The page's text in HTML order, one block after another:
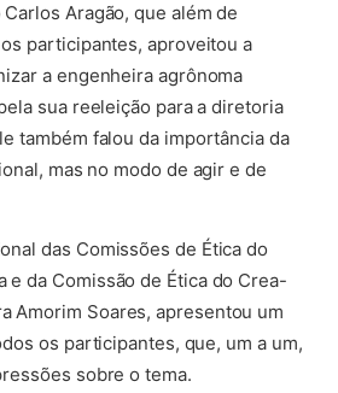
Aragão, que além de
participantes, aproveitou a
a engenheira agrônoma
sua reeleição para a diretoria
também falou da importância da
mas no modo de agir e de
das Comissões de Ética do
e da Comissão de Ética do Crea-
Amorim Soares, apresentou um
os participantes, que, um a um,
sobre o tema.